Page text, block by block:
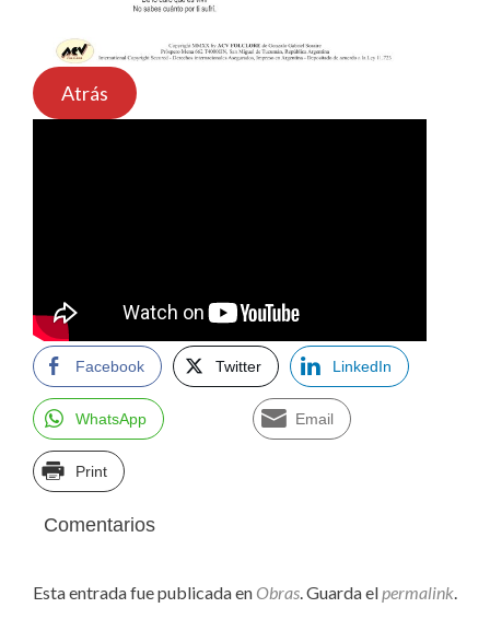
Atrás
Facebook Twitter LinkedIn
WhatsApp Email
Print
Comentarios
Esta entrada fue publicada en Obras. Guarda elpermalink.